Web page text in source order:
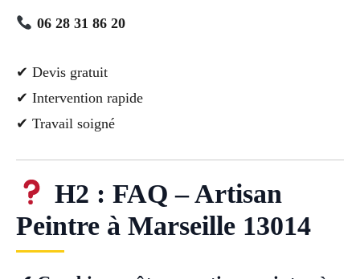
06 28 31 86 20
✔ Devis gratuit
✔ Intervention rapide
✔ Travail soigné
H2 : FAQ – Artisan
Peintre à Marseille 13014